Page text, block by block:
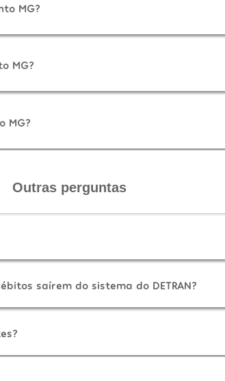
MG?
MG?
MG?
Outras perguntas
saírem do sistema do DETRAN?